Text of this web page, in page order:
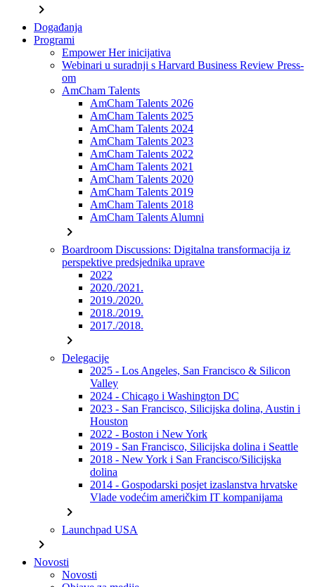
chevron_right
Događanja
Programi
Empower Her inicijativa
Webinari u suradnji s Harvard Business Review Press-
om
AmCham Talents
AmCham Talents 2026
AmCham Talents 2025
AmCham Talents 2024
AmCham Talents 2023
AmCham Talents 2022
AmCham Talents 2021
AmCham Talents 2020
AmCham Talents 2019
AmCham Talents 2018
AmCham Talents Alumni
chevron_right
Boardroom Discussions: Digitalna transformacija iz
perspektive predsjednika uprave
2022
2020./2021.
2019./2020.
2018./2019.
2017./2018.
chevron_right
Delegacije
2025 - Los Angeles, San Francisco & Silicon
Valley
2024 - Chicago i Washington DC
2023 - San Francisco, Silicijska dolina, Austin i
Houston
2022 - Boston i New York
2019 - San Francisco, Silicijska dolina i Seattle
2018 - New York i San Francisco/Silicijska
dolina
2014 - Gospodarski posjet izaslanstva hrvatske
Vlade vodećim američkim IT kompanijama
chevron_right
Launchpad USA
chevron_right
Novosti
Novosti